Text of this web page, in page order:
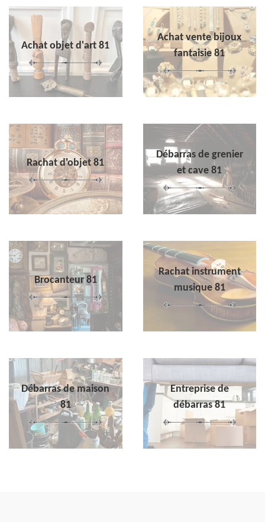
Achat objet d'art 81
Achat vente bijoux
fantaisie 81
Rachat d'objet 81
Débarras de grenier
et cave 81
Brocanteur 81
Rachat instrument
musique 81
Débarras de maison
81
Entreprise de
débarras 81